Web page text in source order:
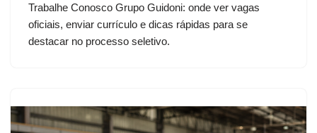
Trabalhe Conosco Grupo Guidoni: onde ver vagas
oficiais, enviar currículo e dicas rápidas para se
destacar no processo seletivo.